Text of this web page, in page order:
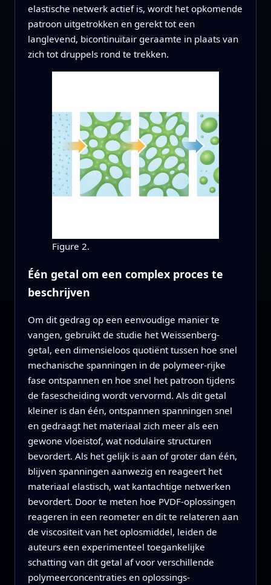
elastische netwerk actief is, wordt het opkomende
patroon uitgetrokken en gerekt tot een
langlevend, bicontinuïtair geraamte in plaats van
zich tot druppels rond te trekken.
Figure 2.
Één getal om een complex proces te
beschrijven
Om dit gedrag op een eenvoudige manier te
vangen, gebruikt de studie het Weissenberg-
getal, een dimensieloos quotiënt tussen hoe snel
mechanische spanningen in de polymeer-rijke
fase ontspannen en hoe snel het patroon tijdens
de fasescheiding wordt vervormd. Als dit getal
kleiner is dan één, ontspannen spanningen snel
en gedraagt het materiaal zich meer als een
gewone vloeistof, wat nodulaire structuren
bevordert. Als het gelijk is aan of groter dan één,
blijven spanningen aanwezig en reageert het
materiaal elastisch, wat kantachtige netwerken
bevordert. Door te meten hoe PVDF-oplossingen
reageren in een reometer en dit te relateren aan
de viscositeit van het oplosmiddel, leiden de
auteurs een experimenteel toegankelijke
schatting van dit getal af voor verschillende
polymeerconcentraties en oplossings-